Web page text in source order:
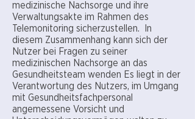
medizinische Nachsorge und ihre
Verwaltungsakte im Rahmen des
Telemonitoring sicherzustellen. In
diesem Zusammenhang kann sich der
Nutzer bei Fragen zu seiner
medizinischen Nachsorge an das
Gesundheitsteam wenden Es liegt in der
Verantwortung des Nutzers, im Umgang
mit Gesundheitsfachpersonal
angemessene Vorsicht und